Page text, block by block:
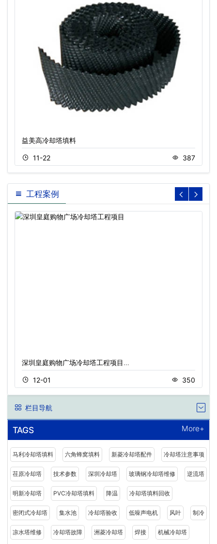
益美高冷却塔填料
11-22 387
工程案例
深圳皇庭购物广场冷却塔工程项目…
12-01 350
栏目导航
TAGS More+
马利冷却塔填料 六角蜂窝填料 新菱冷却塔配件 冷却塔注意事项
荏原冷却塔 技术参数 深圳冷却塔 玻璃钢冷却塔维修 逆流塔
明新冷却塔 PVC冷却塔填料 降温 冷却塔填料回收
密闭式冷却塔 集水池 冷却塔验收 低噪声电机 风叶 制冷
凉水塔维修 冷却塔故障 洲菱冷却塔 焊接 机械冷却塔